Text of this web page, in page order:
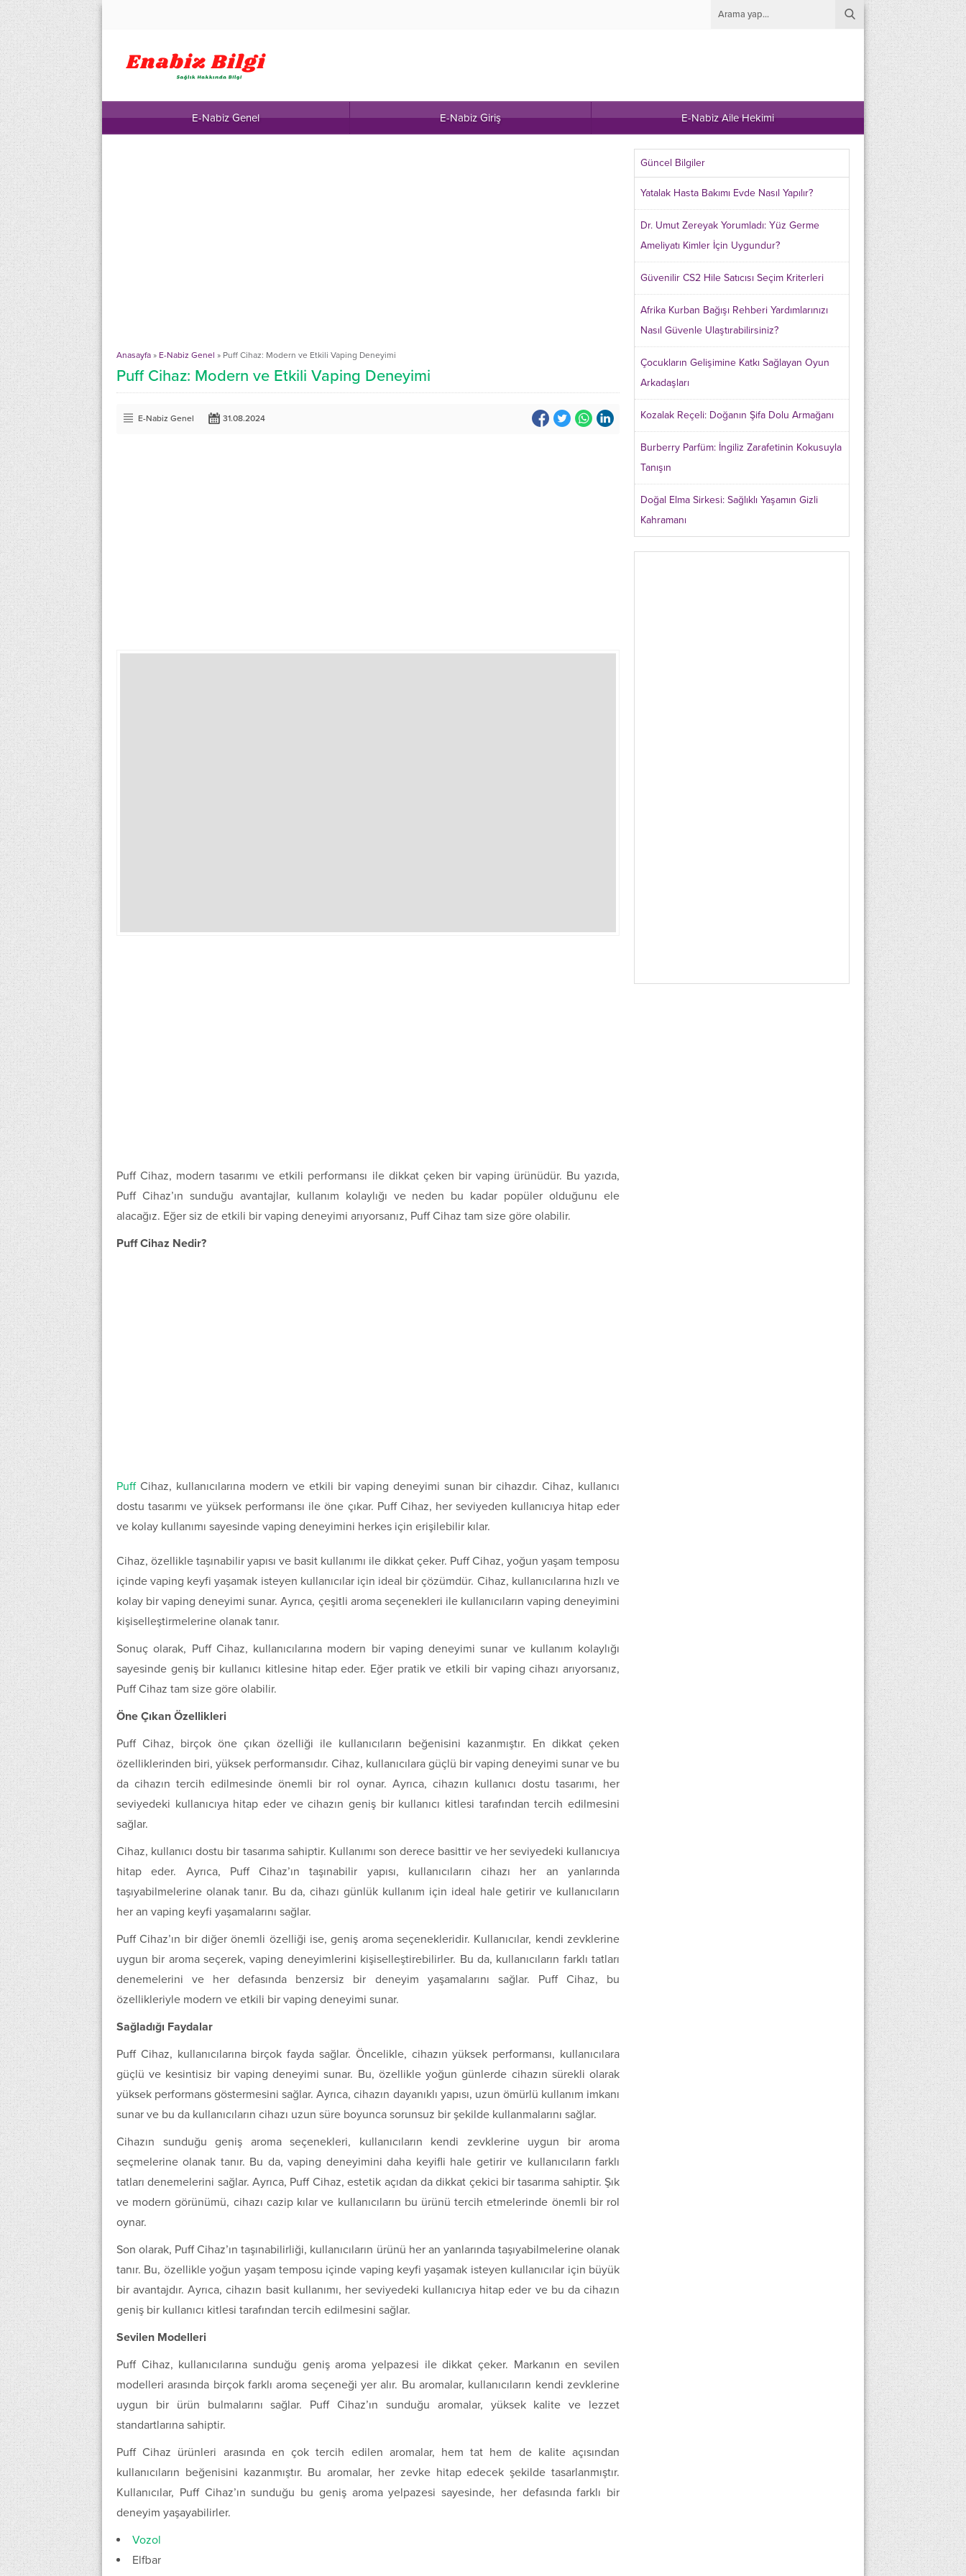
E-Nabiz Genel E-Nabiz Giriş E-Nabiz Aile Hekimi
Anasayfa » E-Nabiz Genel » Puff Cihaz: Modern ve Etkili Vaping Deneyimi
Puff Cihaz: Modern ve Etkili Vaping Deneyimi
E-Nabiz Genel 31.08.2024
Puff Cihaz, modern tasarımı ve etkili performansı ile dikkat çeken bir vaping ürünüdür. Bu yazıda,
Puff Cihaz’ın sunduğu avantajlar, kullanım kolaylığı ve neden bu kadar popüler olduğunu ele
alacağız. Eğer siz de etkili bir vaping deneyimi arıyorsanız, Puff Cihaz tam size göre olabilir.
Puff Cihaz Nedir?
PuffCihaz, kullanıcılarına modern ve etkili bir vaping deneyimi sunan bir cihazdır. Cihaz, kullanıcı
dostu tasarımı ve yüksek performansı ile öne çıkar. Puff Cihaz, her seviyeden kullanıcıya hitap eder
ve kolay kullanımı sayesinde vaping deneyimini herkes için erişilebilir kılar.
Cihaz, özellikle taşınabilir yapısı ve basit kullanımı ile dikkat çeker. Puff Cihaz, yoğun yaşam temposu
içinde vaping keyfi yaşamak isteyen kullanıcılar için ideal bir çözümdür. Cihaz, kullanıcılarına hızlı ve
kolay bir vaping deneyimi sunar. Ayrıca, çeşitli aroma seçenekleri ile kullanıcıların vaping deneyimini
kişiselleştirmelerine olanak tanır.
Sonuç olarak, Puff Cihaz, kullanıcılarına modern bir vaping deneyimi sunar ve kullanım kolaylığı
sayesinde geniş bir kullanıcı kitlesine hitap eder. Eğer pratik ve etkili bir vaping cihazı arıyorsanız,
Puff Cihaz tam size göre olabilir.
Öne Çıkan Özellikleri
Puff Cihaz, birçok öne çıkan özelliği ile kullanıcıların beğenisini kazanmıştır. En dikkat çeken
özelliklerinden biri, yüksek performansıdır. Cihaz, kullanıcılara güçlü bir vaping deneyimi sunar ve bu
da cihazın tercih edilmesinde önemli bir rol oynar. Ayrıca, cihazın kullanıcı dostu tasarımı, her
seviyedeki kullanıcıya hitap eder ve cihazın geniş bir kullanıcı kitlesi tarafından tercih edilmesini
sağlar.
Cihaz, kullanıcı dostu bir tasarıma sahiptir. Kullanımı son derece basittir ve her seviyedeki kullanıcıya
hitap eder. Ayrıca, Puff Cihaz’ın taşınabilir yapısı, kullanıcıların cihazı her an yanlarında
taşıyabilmelerine olanak tanır. Bu da, cihazı günlük kullanım için ideal hale getirir ve kullanıcıların
her an vaping keyfi yaşamalarını sağlar.
Puff Cihaz’ın bir diğer önemli özelliği ise, geniş aroma seçenekleridir. Kullanıcılar, kendi zevklerine
uygun bir aroma seçerek, vaping deneyimlerini kişiselleştirebilirler. Bu da, kullanıcıların farklı tatları
denemelerini ve her defasında benzersiz bir deneyim yaşamalarını sağlar. Puff Cihaz, bu
özellikleriyle modern ve etkili bir vaping deneyimi sunar.
Sağladığı Faydalar
Puff Cihaz, kullanıcılarına birçok fayda sağlar. Öncelikle, cihazın yüksek performansı, kullanıcılara
güçlü ve kesintisiz bir vaping deneyimi sunar. Bu, özellikle yoğun günlerde cihazın sürekli olarak
yüksek performans göstermesini sağlar. Ayrıca, cihazın dayanıklı yapısı, uzun ömürlü kullanım imkanı
sunar ve bu da kullanıcıların cihazı uzun süre boyunca sorunsuz bir şekilde kullanmalarını sağlar.
Cihazın sunduğu geniş aroma seçenekleri, kullanıcıların kendi zevklerine uygun bir aroma
seçmelerine olanak tanır. Bu da, vaping deneyimini daha keyifli hale getirir ve kullanıcıların farklı
tatları denemelerini sağlar. Ayrıca, Puff Cihaz, estetik açıdan da dikkat çekici bir tasarıma sahiptir. Şık
ve modern görünümü, cihazı cazip kılar ve kullanıcıların bu ürünü tercih etmelerinde önemli bir rol
oynar.
Son olarak, Puff Cihaz’ın taşınabilirliği, kullanıcıların ürünü her an yanlarında taşıyabilmelerine olanak
tanır. Bu, özellikle yoğun yaşam temposu içinde vaping keyfi yaşamak isteyen kullanıcılar için büyük
bir avantajdır. Ayrıca, cihazın basit kullanımı, her seviyedeki kullanıcıya hitap eder ve bu da cihazın
geniş bir kullanıcı kitlesi tarafından tercih edilmesini sağlar.
Sevilen Modelleri
Puff Cihaz, kullanıcılarına sunduğu geniş aroma yelpazesi ile dikkat çeker. Markanın en sevilen
modelleri arasında birçok farklı aroma seçeneği yer alır. Bu aromalar, kullanıcıların kendi zevklerine
uygun bir ürün bulmalarını sağlar. Puff Cihaz’ın sunduğu aromalar, yüksek kalite ve lezzet
standartlarına sahiptir.
Puff Cihaz ürünleri arasında en çok tercih edilen aromalar, hem tat hem de kalite açısından
kullanıcıların beğenisini kazanmıştır. Bu aromalar, her zevke hitap edecek şekilde tasarlanmıştır.
Kullanıcılar, Puff Cihaz’ın sunduğu bu geniş aroma yelpazesi sayesinde, her defasında farklı bir
deneyim yaşayabilirler.
Vozol
Elfbar
Güncel Bilgiler
Yatalak Hasta Bakımı Evde Nasıl Yapılır?
Dr. Umut Zereyak Yorumladı: Yüz Germe
Ameliyatı Kimler İçin Uygundur?
Güvenilir CS2 Hile Satıcısı Seçim Kriterleri
Afrika Kurban Bağışı Rehberi Yardımlarınızı
Nasıl Güvenle Ulaştırabilirsiniz?
Çocukların Gelişimine Katkı Sağlayan Oyun
Arkadaşları
Kozalak Reçeli: Doğanın Şifa Dolu Armağanı
Burberry Parfüm: İngiliz Zarafetinin Kokusuyla
Tanışın
Doğal Elma Sirkesi: Sağlıklı Yaşamın Gizli
Kahramanı